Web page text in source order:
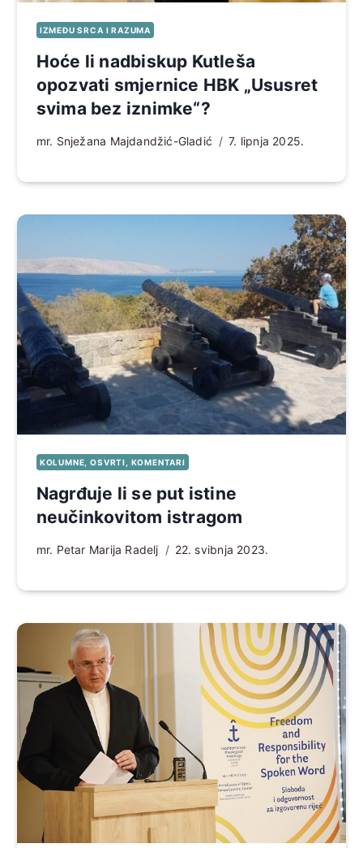
IZMEĐU SRCA I RAZUMA
Hoće li nadbiskup Kutleša
opozvati smjernice HBK „Ususret
svima bez iznimke“?
mr. Snježana Majdandžić-Gladić 7. lipnja 2025.
KOLUMNE, OSVRTI, KOMENTARI
Nagrđuje li se put istine
neučinkovitom istragom
mr. Petar Marija Radelj 22. svibnja 2023.